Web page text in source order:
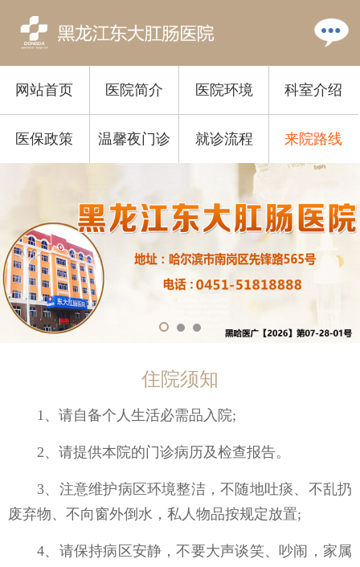
网站首页 医院简介 医院环境 科室介绍
医保政策 温馨夜门诊 就诊流程 来院路线
住院须知
1、请自备个人生活必需品入院;
2、请提供本院的门诊病历及检查报告。
3、注意维护病区环境整洁，不随地吐痰、不乱扔
废弃物、不向窗外倒水，私人物品按规定放置;
4、请保持病区安静，不要大声谈笑、吵闹，家属